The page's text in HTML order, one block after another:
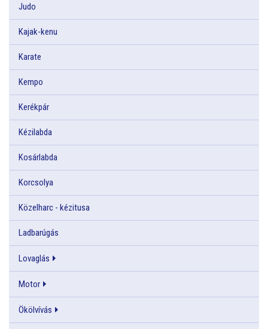
Judo
Kajak-kenu
Karate
Kempo
Kerékpár
Kézilabda
Kosárlabda
Korcsolya
Közelharc - kézitusa
Ladbarúgás
Lovaglás
Motor
Ökölvívás